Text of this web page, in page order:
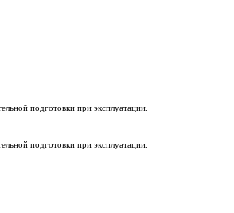
подготовки при эксплуатации.
подготовки при эксплуатации.